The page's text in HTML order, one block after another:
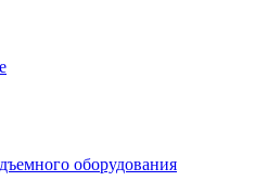
оборудования